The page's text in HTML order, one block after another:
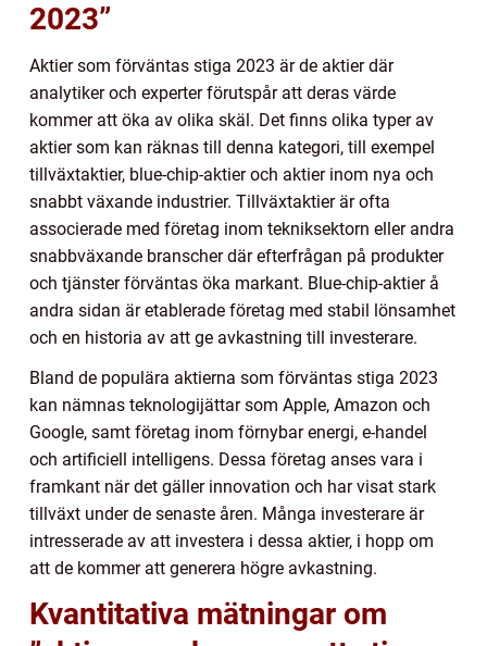
2023”
Aktier som förväntas stiga 2023 är de aktier där
analytiker och experter förutspår att deras värde
kommer att öka av olika skäl. Det finns olika typer av
aktier som kan räknas till denna kategori, till exempel
tillväxtaktier, blue-chip-aktier och aktier inom nya och
snabbt växande industrier. Tillväxtaktier är ofta
associerade med företag inom tekniksektorn eller andra
snabbväxande branscher där efterfrågan på produkter
och tjänster förväntas öka markant. Blue-chip-aktier å
andra sidan är etablerade företag med stabil lönsamhet
och en historia av att ge avkastning till investerare.
Bland de populära aktierna som förväntas stiga 2023
kan nämnas teknologijättar som Apple, Amazon och
Google, samt företag inom förnybar energi, e-handel
och artificiell intelligens. Dessa företag anses vara i
framkant när det gäller innovation och har visat stark
tillväxt under de senaste åren. Många investerare är
intresserade av att investera i dessa aktier, i hopp om
att de kommer att generera högre avkastning.
Kvantitativa mätningar om